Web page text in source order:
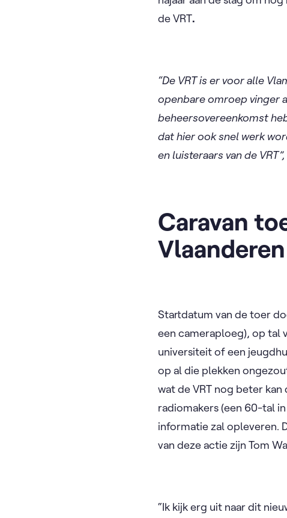
de VRT.
“De VRT is er voor alle
openbare omroep vinger
beheersovereenkomst
dat hier ook snel werk
en luisteraars van de VRT”,
Caravan
Vlaanderen
Startdatum van de toer
een cameraploeg), op tal
universiteit of een
op al die plekken
wat de VRT nog beter
radiomakers (een 60-tal
informatie zal opleveren.
van deze actie zijn Tom
“Ik kijk erg uit naar dit